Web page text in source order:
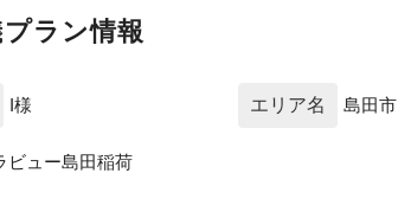
ラン情報
I様 エリア名 島田市
ビュー島田稲荷